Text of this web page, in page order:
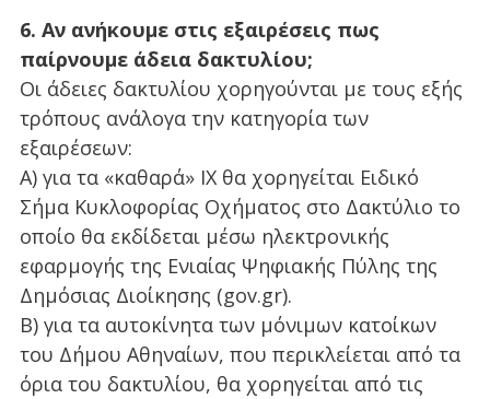
6. Αν ανήκουμε στις εξαιρέσεις πως
παίρνουμε άδεια δακτυλίου;
Οι άδειες δακτυλίου χορηγούνται με τους εξής
τρόπους ανάλογα την κατηγορία των
εξαιρέσεων:
Α) για τα «καθαρά» ΙΧ θα χορηγείται Ειδικό
Σήμα Κυκλοφορίας Οχήματος στο Δακτύλιο το
οποίο θα εκδίδεται μέσω ηλεκτρονικής
εφαρμογής της Ενιαίας Ψηφιακής Πύλης της
Δημόσιας Διοίκησης (gov.gr).
Β) για τα αυτοκίνητα των μόνιμων κατοίκων
του Δήμου Αθηναίων, που περικλείεται από τα
όρια του δακτυλίου, θα χορηγείται από τις